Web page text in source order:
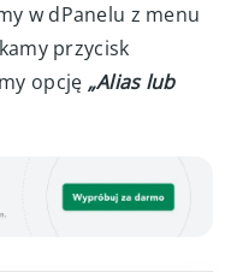
w dPanelu z menu
przycisk
opcję „Alias lub